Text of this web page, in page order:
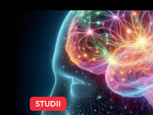
dinainte de naștere
STUDII